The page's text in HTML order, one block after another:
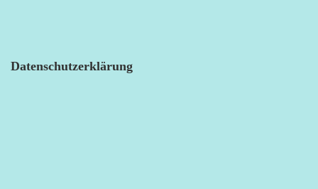
Datenschutzerklärung